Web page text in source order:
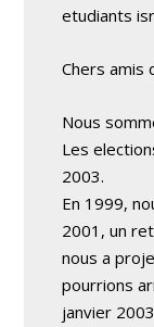
etudiants
Chers amis
Nous
Les
2003.
En 1999,
2001, un
nous a
pourrions
janvier